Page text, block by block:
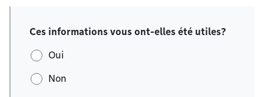
Ces informations vous ont-elles été utiles?
Oui
Non